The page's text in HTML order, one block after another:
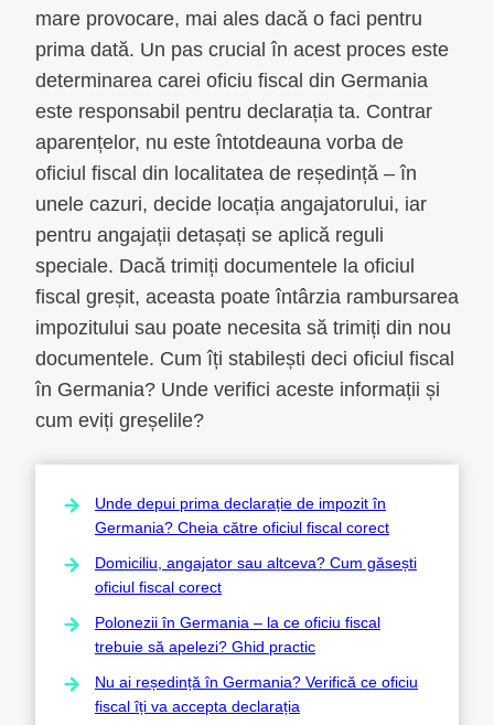
mare provocare, mai ales dacă o faci pentru
prima dată. Un pas crucial în acest proces este
determinarea carei oficiu fiscal din Germania
este responsabil pentru declarația ta. Contrar
aparențelor, nu este întotdeauna vorba de
oficiul fiscal din localitatea de reședință – în
unele cazuri, decide locația angajatorului, iar
pentru angajații detașați se aplică reguli
speciale. Dacă trimiți documentele la oficiul
fiscal greșit, aceasta poate întârzia rambursarea
impozitului sau poate necesita să trimiți din nou
documentele. Cum îți stabilești deci oficiul fiscal
în Germania? Unde verifici aceste informații și
cum eviți greșelile?
Unde depui prima declarație de impozit în
Germania? Cheia către oficiul fiscal corect
Domiciliu, angajator sau altceva? Cum găsești
oficiul fiscal corect
Polonezii în Germania – la ce oficiu fiscal
trebuie să apelezi? Ghid practic
Nu ai reședință în Germania? Verifică ce oficiu
fiscal îți va accepta declarația